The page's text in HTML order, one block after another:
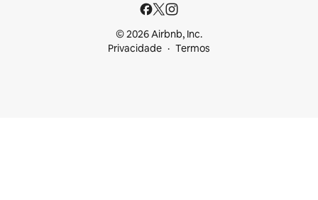
© 2026 Airbnb, Inc.
Privacidade
Termos